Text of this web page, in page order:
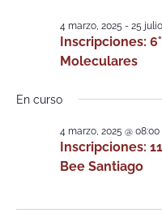
fecha.
Inscripciones:
Moleculares
4 marzo, 2025 - 25
En curso
Inscripciones:
Bee Santiago
4 marzo, 2025 @ 08:00